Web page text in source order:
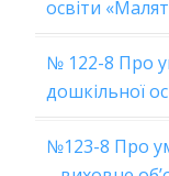
освіти
№ 122-8 Про
дошкільної
№123-8 Про